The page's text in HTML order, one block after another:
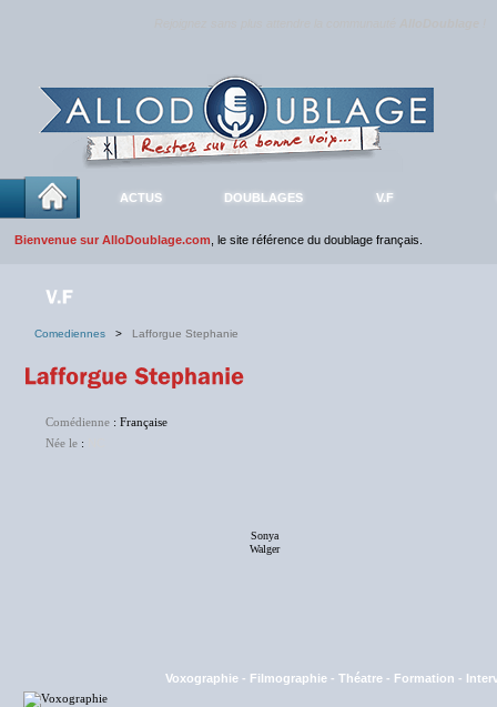
ACTUS DOUBLAGES V.F
Bienvenue sur AlloDoublage.com , le site référence du doublage français.
Comediennes > Lafforgue Stephanie
Comédienne : Française
Née le :
Sonya
Walger
Voxographie - Filmographie - Théatre - Formation -